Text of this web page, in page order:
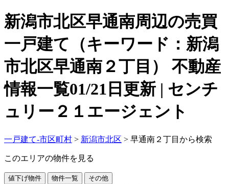
新潟市北区早通南周辺の売買
一戸建て（キーワード：新潟
市北区早通南２丁目） 不動産
情報一覧01/21日更新 | センチ
ュリー２１エージェント
一戸建て-市区町村 > 新潟市北区 > 早通南２丁目から検索
このエリアの物件を見る
値下げ物件 物件一覧 その他